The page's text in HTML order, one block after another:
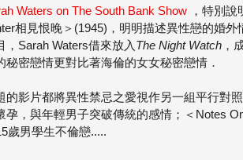
Waters on The South Bank Show ，特別說
相見恨晚＞(1945)，明明描述異性戀的婚外
，Sarah Waters借來放入 The Night Watch ，
秘密戀情更對比著海倫的女女秘密戀情．
的影片都將異性禁忌之愛視作另一組平行對
孕，與年輕男子突破傳統的感情；＜Notes
歲男學生不倫戀.....